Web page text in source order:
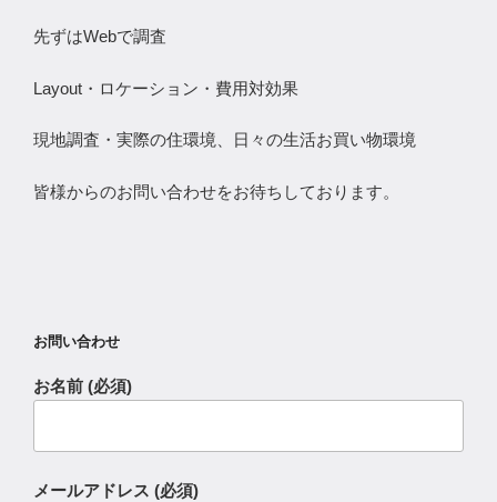
先ずはWebで調査
Layout・ロケーション・費用対効果
現地調査・実際の住環境、日々の生活お買い物環境
皆様からのお問い合わせをお待ちしております。
お問い合わせ
お名前 (必須)
メールアドレス (必須)